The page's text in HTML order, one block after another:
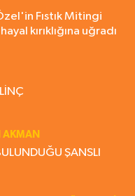
Fıstık Mitingi
kırıklığına uğradı
ŞANSLI